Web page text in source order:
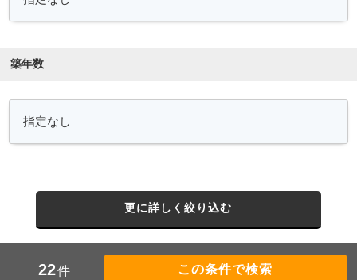
築年数
更に詳しく絞り込む
22件